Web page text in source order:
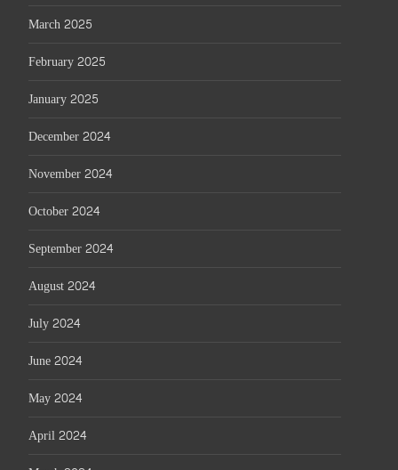
March 2025
February 2025
January 2025
December 2024
November 2024
October 2024
September 2024
August 2024
July 2024
June 2024
May 2024
April 2024